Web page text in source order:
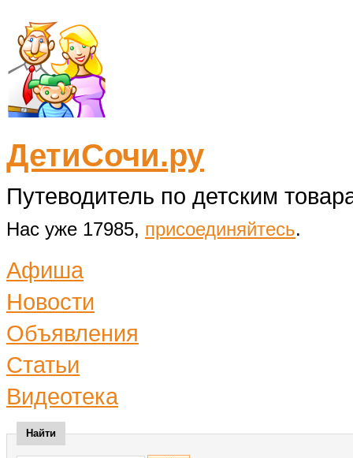
ДетиСочи.ру
Путеводитель по детским
Нас уже 17985, присоединяйтесь.
Афиша
Новости
Объявления
Статьи
Видеотека
Найти